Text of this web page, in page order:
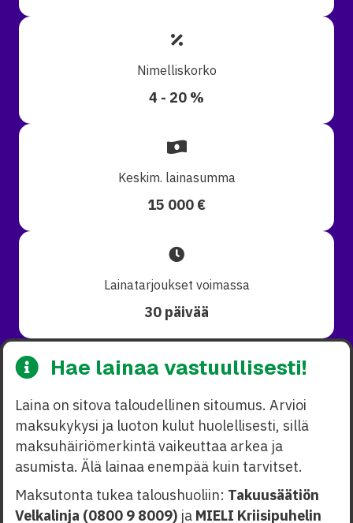
Nimelliskorko
4 - 20 %
Keskim. lainasumma
15 000 €
Lainatarjoukset voimassa
30 päivää
Hae lainaa vastuullisesti!
Laina on sitova taloudellinen sitoumus. Arvioi
maksukykysi ja luoton kulut huolellisesti, sillä
maksuhäiriömerkintä vaikeuttaa arkea ja
asumista. Älä lainaa enempää kuin tarvitset.
Maksutonta tukea taloushuoliin: Takuusäätiön
Velkalinja (0800 9 8009) ja MIELI Kriisipuhelin